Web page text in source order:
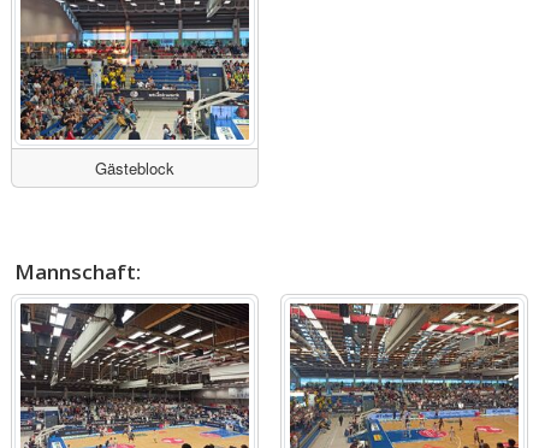
Gästeblock
Mannschaft: